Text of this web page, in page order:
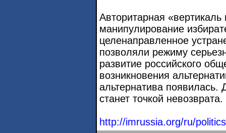
Авторитарная
манипулирование
целенаправленное
позволяли режиму
развитие российского
возникновения
альтернатива
станет точкой невозврата.
http://imrussia.org/ru/